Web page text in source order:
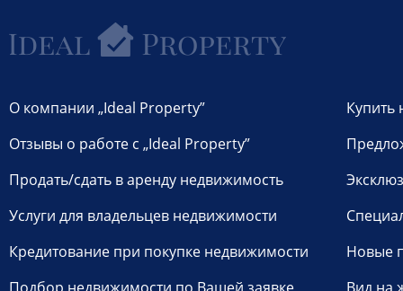
О компании „Ideal Property”
Отзывы о работе с „Ideal Property”
Продать/сдать в аренду недвижимость
Услуги для владельцев недвижимости
Кредитование при покупке недвижимости
Купить
Новые